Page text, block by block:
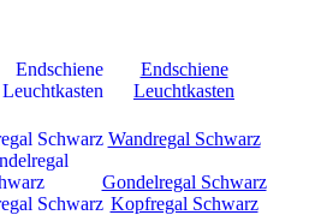
Endschiene
Leuchtkasten
Wandregal Schwarz
Gondelregal Schwarz
Kopfregal Schwarz